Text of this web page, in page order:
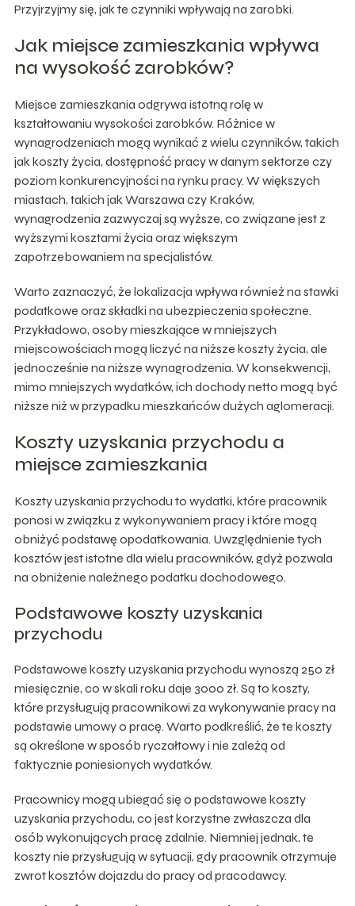
Przyjrzyjmy się, jak te czynniki wpływają na zarobki.
Jak miejsce zamieszkania wpływa
na wysokość zarobków?
Miejsce zamieszkania odgrywa istotną rolę w
kształtowaniu wysokości zarobków. Różnice w
wynagrodzeniach mogą wynikać z wielu czynników, takich
jak koszty życia, dostępność pracy w danym sektorze czy
poziom konkurencyjności na rynku pracy. W większych
miastach, takich jak Warszawa czy Kraków,
wynagrodzenia zazwyczaj są wyższe, co związane jest z
wyższymi kosztami życia oraz większym
zapotrzebowaniem na specjalistów.
Warto zaznaczyć, że lokalizacja wpływa również na stawki
podatkowe oraz składki na ubezpieczenia społeczne.
Przykładowo, osoby mieszkające w mniejszych
miejscowościach mogą liczyć na niższe koszty życia, ale
jednocześnie na niższe wynagrodzenia. W konsekwencji,
mimo mniejszych wydatków, ich dochody netto mogą być
niższe niż w przypadku mieszkańców dużych aglomeracji.
Koszty uzyskania przychodu a
miejsce zamieszkania
Koszty uzyskania przychodu to wydatki, które pracownik
ponosi w związku z wykonywaniem pracy i które mogą
obniżyć podstawę opodatkowania. Uwzględnienie tych
kosztów jest istotne dla wielu pracowników, gdyż pozwala
na obniżenie należnego podatku dochodowego.
Podstawowe koszty uzyskania
przychodu
Podstawowe koszty uzyskania przychodu wynoszą 250 zł
miesięcznie, co w skali roku daje 3000 zł. Są to koszty,
które przysługują pracownikowi za wykonywanie pracy na
podstawie umowy o pracę. Warto podkreślić, że te koszty
są określone w sposób ryczałtowy i nie zależą od
faktycznie poniesionych wydatków.
Pracownicy mogą ubiegać się o podstawowe koszty
uzyskania przychodu, co jest korzystne zwłaszcza dla
osób wykonujących pracę zdalnie. Niemniej jednak, te
koszty nie przysługują w sytuacji, gdy pracownik otrzymuje
zwrot kosztów dojazdu do pracy od pracodawcy.